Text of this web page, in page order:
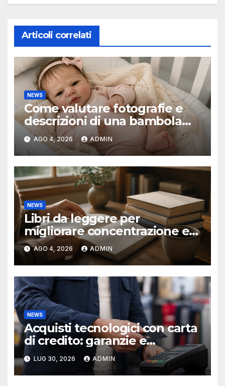
Articoli correlati
NEWS
Come valutare fotografie e
descrizioni di una bambola
reborn
AGO 4, 2026 ADMIN
NEWS
Libri da leggere per
migliorare concentrazione e
produttività
AGO 4, 2026 ADMIN
NEWS
Acquisti tecnologici con carta
di credito: garanzie e
protezioni
LUG 30, 2026 ADMIN